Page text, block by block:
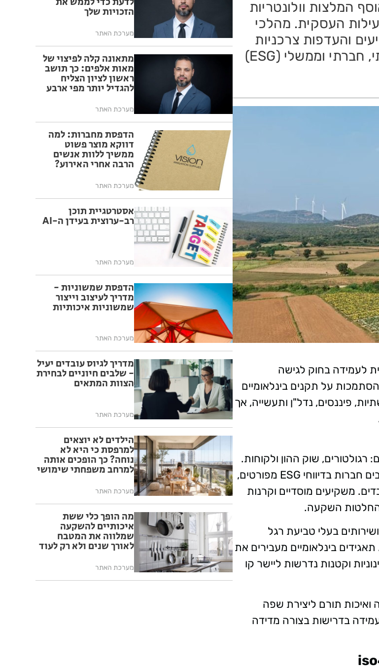
המלצות וולונטריות
העסקית. מהלכי
והעדפות צרכניות
חדשות מחייבים ארגונים להטמיע ניהול סביבתי, חברתי וממשלי (ESG)
לעמידה בחוק לגישה
על תקנים בינלאומיים
פיננסים, נדל"ן ותעשייה, אך
רגולטורים, שוק ההון ולקוחות.
רגולטורים באירופה, בארצות הברית ובמדינות נוספות מחייבים חברות בדיווחי ESG מפורטים,
משקיעים מוסדיים וקרנות
החלטות השקעה.
בעלי טביעת רגל
בינלאומיים מעבירים את
וקטנות נדרשות ליישר קו
ואיכות תורם ליצירת שפה
בדרישות בצורה מדידה
הזכויות שלך
מערכת האתר
מתאונה קלה לפיצוי של
מאות אלפים: כך תושב
ראשון לציון הצליח
להגדיל יותר מפי ארבע
הביטוח
מערכת האתר
הדפסת מחברות: למה
דווקא מוצר פשוט
ממשיך ללוות אנשים
הרבה אחרי האירוע?
מערכת האתר
אסטרטגיית תוכן
רב-ערוצית בעידן ה-AI
מערכת האתר
הדפסת שמשוניות -
מדריך לעיצוב וייצור
שמשוניות איכותיות
מערכת האתר
מדריך לגיוס עובדים יעיל
- שלבים חיוניים לבחירת
הצוות המתאים
מערכת האתר
הילדים לא יוצאים
למרפסת כי היא לא
נוחה? כך הופכים אותה
למרחב משפחתי שימושי
מערכת האתר
מה הופך כלי ששת
איכותיים להשקעה
שמלווה את המטבח
לאורך שנים ולא רק לעוד
מערכת האתר